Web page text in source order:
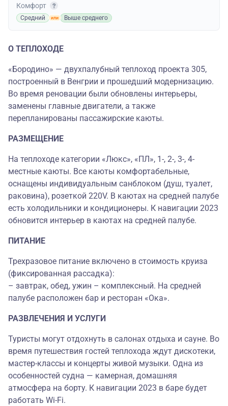
Комфорт
Средний Выше среднего
О ТЕПЛОХОДЕ
«Бородино» — двухпалубный теплоход проекта 305,
построенный в Венгрии и прошедший модернизацию.
Во время реновации были обновлены интерьеры,
заменены главные двигатели, а также
перепланированы пассажирские каюты.
РАЗМЕЩЕНИЕ
На теплоходе категории «Люкс», «ПЛ», 1-, 2-, 3-, 4-
местные каюты. Все каюты комфортабельные,
оснащены индивидуальным санблоком (душ, туалет,
раковина), розеткой 220V. В каютах на средней палубе
есть холодильники и кондиционеры. К навигации 2023
обновится интерьер в каютах на средней палубе.
ПИТАНИЕ
Трехразовое питание включено в стоимость круиза
(фиксированная рассадка):
– завтрак, обед, ужин – комплексный. На средней
палубе расположен бар и ресторан «Ока».
РАЗВЛЕЧЕНИЯ И УСЛУГИ
Туристы могут отдохнуть в салонах отдыха и сауне. Во
время путешествия гостей теплохода ждут дискотеки,
мастер-классы и концерты живой музыки. Одна из
особенностей судна — камерная, домашняя
атмосфера на борту. К навигации 2023 в баре будет
работать Wi-Fi.